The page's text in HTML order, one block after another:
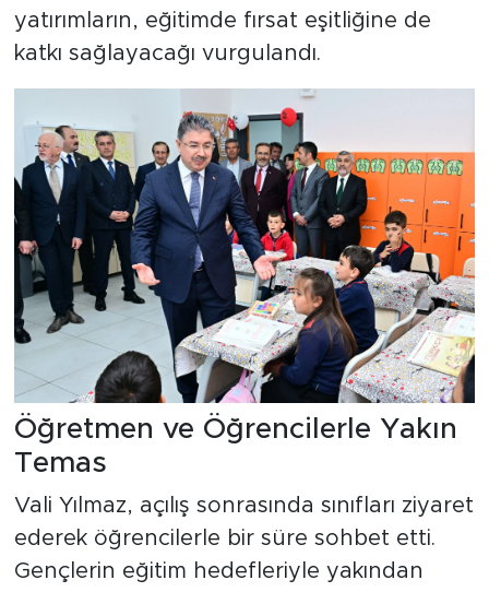
yatırımların, eğitimde fırsat eşitliğine de
katkı sağlayacağı vurgulandı.
Öğretmen ve Öğrencilerle Yakın
Temas
Vali Yılmaz, açılış sonrasında sınıfları ziyaret
ederek öğrencilerle bir süre sohbet etti.
Gençlerin eğitim hedefleriyle yakından